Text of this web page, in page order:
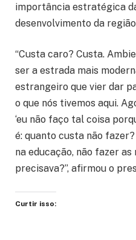
importância estratégica
desenvolvimento da
“Custa caro? Custa.
ser a estrada mais
estrangeiro que vier dar
o que nós tivemos aqui.
‘eu não faço tal coisa
é: quanto custa não
na educação, não fazer
precisava?”, afirmou o
Curtir isso: